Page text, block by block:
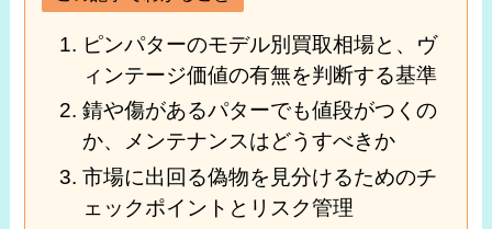
ピンパターのモデル別買取相場と、ヴ
ィンテージ価値の有無を判断する基準
錆や傷があるパターでも値段がつくの
か、メンテナンスはどうすべきか
市場に出回る偽物を見分けるためのチ
ェックポイントとリスク管理